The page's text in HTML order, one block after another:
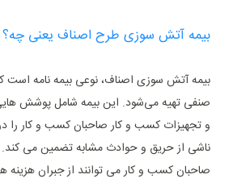
بیمه آتش سوزی طرح اصناف یعنی چه؟
بیمه آتش سوزی اصناف، نوعی بیمه نامه است
صنفی تهیه می‌شود. این بیمه شامل پوشش
و تجهیزات کسب و کار صاحبان کسب و کار را
ناشی از حریق و حوادث مشابه تضمین می ‌کند.
صاحبان کسب و کار می ‌توانند از جبران هزینه